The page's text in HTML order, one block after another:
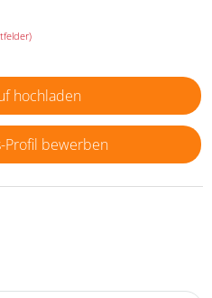
hochladen
Profil bewerben